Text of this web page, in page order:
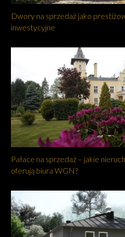
Dwory na sprzedaż jako
inwestycyjne
Pałace na sprzedaż – jakie
oferują biura WGN?